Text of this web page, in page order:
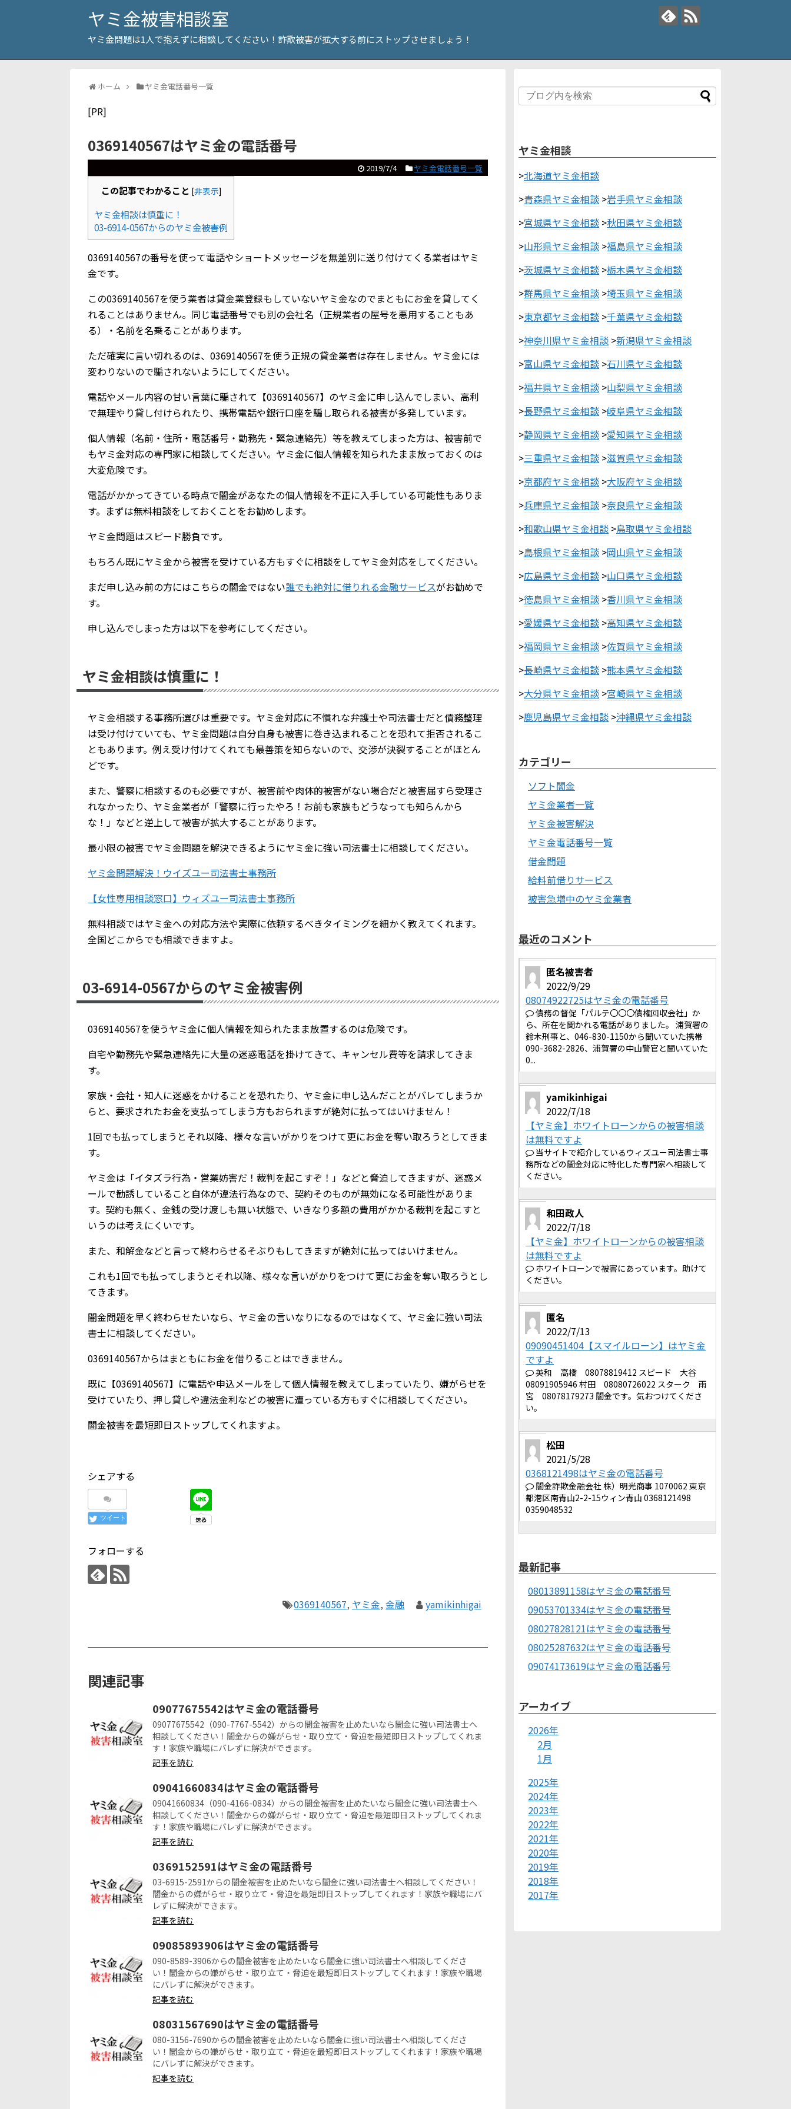
ヤミ金被害相談室
ヤミ金問題は1人で抱えずに相談してください！詐欺被害が拡大する前にストップさせましょう！
ホーム ヤミ金電話番号一覧
[PR]
0369140567はヤミ金の電話番号
2019/7/4 ヤミ金電話番号一覧
この記事でわかること [非表示]
ヤミ金相談は慎重に！
03-6914-0567からのヤミ金被害例
0369140567の番号を使って電話やショートメッセージを無差別に送り付けてくる業者はヤミ
金です。
この0369140567を使う業者は貸金業登録もしていないヤミ金なのでまともにお金を貸してく
れることはありません。同じ電話番号でも別の会社名（正規業者の屋号を悪用することもあ
る）・名前を名乗ることがあります。
ただ確実に言い切れるのは、0369140567を使う正規の貸金業者は存在しません。ヤミ金には
変わりないので騙されないようにしてください。
電話やメール内容の甘い言葉に騙されて【0369140567】のヤミ金に申し込んでしまい、高利
で無理やり貸し付けられたり、携帯電話や銀行口座を騙し取られる被害が多発しています。
個人情報（名前・住所・電話番号・勤務先・緊急連絡先）等を教えてしまった方は、被害前で
もヤミ金対応の専門家に相談してください。ヤミ金に個人情報を知られたまま放っておくのは
大変危険です。
電話がかかってきている時点で闇金があなたの個人情報を不正に入手している可能性もありま
す。まずは無料相談をしておくことをお勧めします。
ヤミ金問題はスピード勝負です。
もちろん既にヤミ金から被害を受けている方もすぐに相談をしてヤミ金対応をしてください。
まだ申し込み前の方にはこちらの闇金ではない誰でも絶対に借りれる金融サービスがお勧めで
す。
申し込んでしまった方は以下を参考にしてください。
ヤミ金相談は慎重に！
ヤミ金相談する事務所選びは重要です。ヤミ金対応に不慣れな弁護士や司法書士だと債務整理
は受け付けていても、ヤミ金問題は自分自身も被害に巻き込まれることを恐れて拒否されるこ
ともあります。例え受け付けてくれても最善策を知らないので、交渉が決裂することがほとん
どです。
また、警察に相談するのも必要ですが、被害前や肉体的被害がない場合だと被害届すら受理さ
れなかったり、ヤミ金業者が「警察に行ったやろ！お前も家族もどうなっても知らんから
な！」などと逆上して被害が拡大することがあります。
最小限の被害でヤミ金問題を解決できるようにヤミ金に強い司法書士に相談してください。
ヤミ金問題解決！ウイズユー司法書士事務所
【女性専用相談窓口】ウィズユー司法書士事務所
無料相談ではヤミ金への対応方法や実際に依頼するべきタイミングを細かく教えてくれます。
全国どこからでも相談できますよ。
03-6914-0567からのヤミ金被害例
0369140567を使うヤミ金に個人情報を知られたまま放置するのは危険です。
自宅や勤務先や緊急連絡先に大量の迷惑電話を掛けてきて、キャンセル費等を請求してきま
す。
家族・会社・知人に迷惑をかけることを恐れたり、ヤミ金に申し込んだことがバレてしまうか
らと、要求されたお金を支払ってしまう方もおられますが絶対に払ってはいけません！
1回でも払ってしまうとそれ以降、様々な言いがかりをつけて更にお金を奪い取ろうとしてきま
す。
ヤミ金は「イタズラ行為・営業妨害だ！裁判を起こすぞ！」などと脅迫してきますが、迷惑メ
ールで勧誘していること自体が違法行為なので、契約そのものが無効になる可能性がありま
す。契約も無く、金銭の受け渡しも無い状態で、いきなり多額の費用がかかる裁判を起こすと
いうのは考えにくいです。
また、和解金などと言って終わらせるそぶりもしてきますが絶対に払ってはいけません。
これも1回でも払ってしまうとそれ以降、様々な言いがかりをつけて更にお金を奪い取ろうとし
てきます。
闇金問題を早く終わらせたいなら、ヤミ金の言いなりになるのではなくて、ヤミ金に強い司法
書士に相談してください。
0369140567からはまともにお金を借りることはできません。
既に【0369140567】に電話や申込メールをして個人情報を教えてしまっていたり、嫌がらせを
受けていたり、押し貸しや違法金利などの被害に遭っている方もすぐに相談してください。
闇金被害を最短即日ストップしてくれますよ。
シェアする
ツイート
フォローする
0369140567, ヤミ金,金融 yamikinhigai
関連記事
09077675542はヤミ金の電話番号
09077675542（090-7767-5542）からの闇金被害を止めたいなら闇金に強い司法書士へ
相談してください！闇金からの嫌がらせ・取り立て・脅迫を最短即日ストップしてくれま
す！家族や職場にバレずに解決ができます。
記事を読む
09041660834はヤミ金の電話番号
09041660834（090-4166-0834）からの闇金被害を止めたいなら闇金に強い司法書士へ
相談してください！闇金からの嫌がらせ・取り立て・脅迫を最短即日ストップしてくれま
す！家族や職場にバレずに解決ができます。
記事を読む
0369152591はヤミ金の電話番号
03-6915-2591からの闇金被害を止めたいなら闇金に強い司法書士へ相談してください！
闇金からの嫌がらせ・取り立て・脅迫を最短即日ストップしてくれます！家族や職場にバ
レずに解決ができます。
記事を読む
09085893906はヤミ金の電話番号
090-8589-3906からの闇金被害を止めたいなら闇金に強い司法書士へ相談してくださ
い！闇金からの嫌がらせ・取り立て・脅迫を最短即日ストップしてくれます！家族や職場
にバレずに解決ができます。
記事を読む
08031567690はヤミ金の電話番号
080-3156-7690からの闇金被害を止めたいなら闇金に強い司法書士へ相談してくださ
い！闇金からの嫌がらせ・取り立て・脅迫を最短即日ストップしてくれます！家族や職場
にバレずに解決ができます。
記事を読む
ヤミ金相談
>北海道ヤミ金相談
>青森県ヤミ金相談 >岩手県ヤミ金相談
>宮城県ヤミ金相談 >秋田県ヤミ金相談
>山形県ヤミ金相談 >福島県ヤミ金相談
>茨城県ヤミ金相談 >栃木県ヤミ金相談
>群馬県ヤミ金相談 >埼玉県ヤミ金相談
>東京都ヤミ金相談 >千葉県ヤミ金相談
>神奈川県ヤミ金相談 >新潟県ヤミ金相談
>富山県ヤミ金相談 >石川県ヤミ金相談
>福井県ヤミ金相談 >山梨県ヤミ金相談
>長野県ヤミ金相談 >岐阜県ヤミ金相談
>静岡県ヤミ金相談 >愛知県ヤミ金相談
>三重県ヤミ金相談 >滋賀県ヤミ金相談
>京都府ヤミ金相談 >大阪府ヤミ金相談
>兵庫県ヤミ金相談 >奈良県ヤミ金相談
>和歌山県ヤミ金相談 >鳥取県ヤミ金相談
>島根県ヤミ金相談 >岡山県ヤミ金相談
>広島県ヤミ金相談 >山口県ヤミ金相談
>徳島県ヤミ金相談 >香川県ヤミ金相談
>愛媛県ヤミ金相談 >高知県ヤミ金相談
>福岡県ヤミ金相談 >佐賀県ヤミ金相談
>長崎県ヤミ金相談 >熊本県ヤミ金相談
>大分県ヤミ金相談 >宮崎県ヤミ金相談
>鹿児島県ヤミ金相談 >沖縄県ヤミ金相談
カテゴリー
ソフト闇金
ヤミ金業者一覧
ヤミ金被害解決
ヤミ金電話番号一覧
借金問題
給料前借りサービス
被害急増中のヤミ金業者
最近のコメント
匿名被害者
2022/9/29
08074922725はヤミ金の電話番号
債務の督促「パルテ〇〇〇債権回収会社」か
ら、所在を聞かれる電話がありました。 浦賀署の
鈴木刑事と、046-830-1150から聞いていた携帯
090-3682-2826、浦賀署の中山警官と聞いていた
0...
yamikinhigai
2022/7/18
【ヤミ金】ホワイトローンからの被害相談
は無料ですよ
当サイトで紹介しているウィズユー司法書士事
務所などの闇金対応に特化した専門家へ相談して
ください。
和田政人
2022/7/18
【ヤミ金】ホワイトローンからの被害相談
は無料ですよ
ホワイトローンで被害にあっています。助けて
ください。
匿名
2022/7/13
09090451404【スマイルローン】はヤミ金
ですよ
英和 高橋 08078819412 スピード 大谷
08091905946 村田 08080726022 スターク 雨
宮 08078179273 闇金です。気おつけてくださ
い。
松田
2021/5/28
0368121498はヤミ金の電話番号
闇金詐欺金融会社 株）明光商事 1070062 東京
都港区南青山2-2-15ウィン青山 0368121498
0359048532
最新記事
08013891158はヤミ金の電話番号
09053701334はヤミ金の電話番号
08027828121はヤミ金の電話番号
08025287632はヤミ金の電話番号
09074173619はヤミ金の電話番号
アーカイブ
2026年
2月
1月
2025年
2024年
2023年
2022年
2021年
2020年
2019年
2018年
2017年